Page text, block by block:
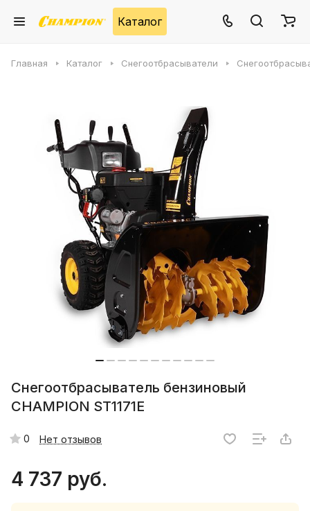
Каталог
Главная Каталог Снегоотбрасыватели
Снегоотбрасыватель бензиновый
CHAMPION ST1171E
0 Нет отзывов
4 737 руб.